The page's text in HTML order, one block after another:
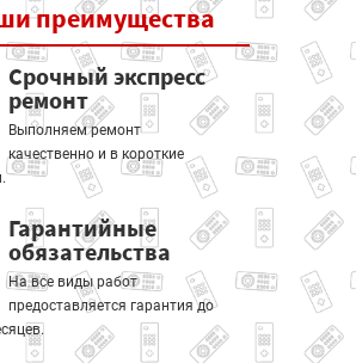
преимущества
Срочный экспресс
ремонт
Выполняем ремонт
качественно и в короткие
Гарантийные
обязательства
На все виды работ
предоставляется гарантия до